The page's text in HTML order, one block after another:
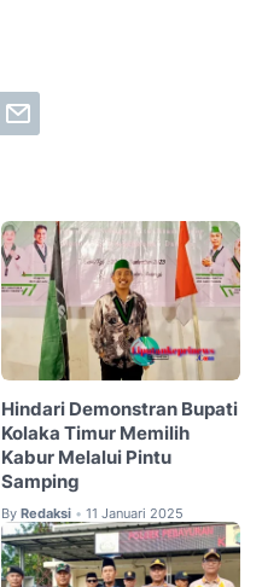
Hindari Demonstran Bupati
Kolaka Timur Memilih
Kabur Melalui Pintu
Samping
By Redaksi • 11 Januari 2025